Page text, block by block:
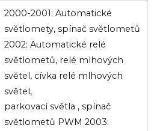
2000-2001: Automatické
světlomety,spínačsvětlometů
2002: Automatické relé
světlometů, relé mlhových
světel, cívka relé mlhových
světel,
parkovacísvětla , spínač
světlometů PWM 2003: